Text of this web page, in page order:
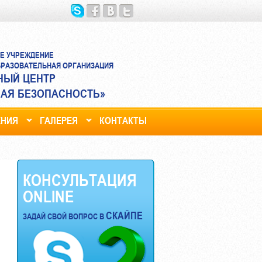
УЧРЕЖДЕНИЕ
ОРГАНИЗАЦИЯ
ЦЕНТР
БЕЗОПАСНОСТЬ»
ГАЛЕРЕЯ КОНТАКТЫ
КОНСУЛЬТАЦИЯ
ONLINE
ЗАДАЙ СВОЙ ВОПРОС ВСКАЙПЕ